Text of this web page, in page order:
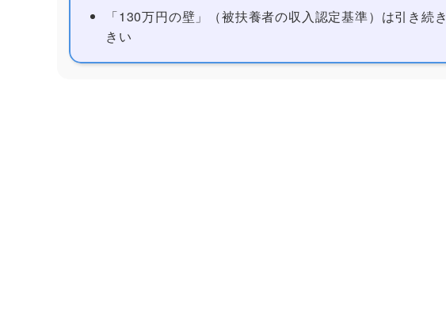
「130万円の壁」（被扶養者の収入認定基準）は引き続
きい